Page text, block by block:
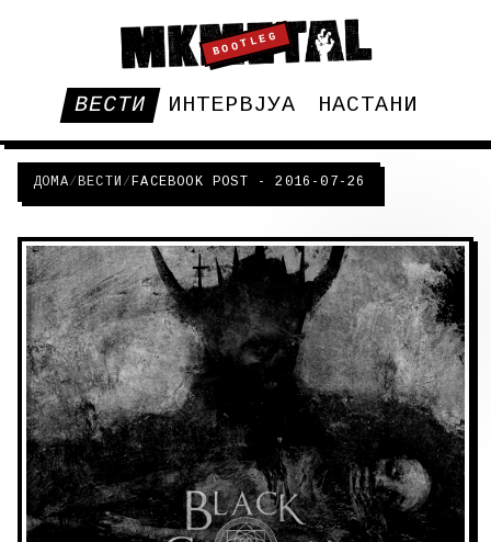
BOOTLEG
ВЕСТИ ИНТЕРВЈУА НАСТАНИ
ДОМА/ВЕСТИ /FACEBOOK POST - 2016-07-26